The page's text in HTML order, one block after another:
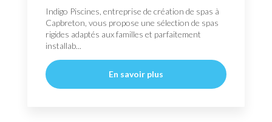
Indigo Piscines, entreprise de création de spas à
Capbreton, vous propose une sélection de spas
rigides adaptés aux familles et parfaitement
installab...
En savoir plus